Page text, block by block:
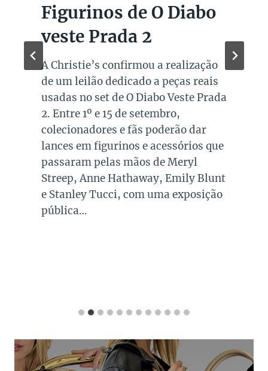
Figurinos de O Diabo
veste Prada 2
A Christie’s confirmou a realização
de um leilão dedicado a peças reais
usadas no set de O Diabo Veste Prada
2. Entre 1º e 15 de setembro,
colecionadores e fãs poderão dar
lances em figurinos e acessórios que
passaram pelas mãos de Meryl
Streep, Anne Hathaway, Emily Blunt
e Stanley Tucci, com uma exposição
pública…